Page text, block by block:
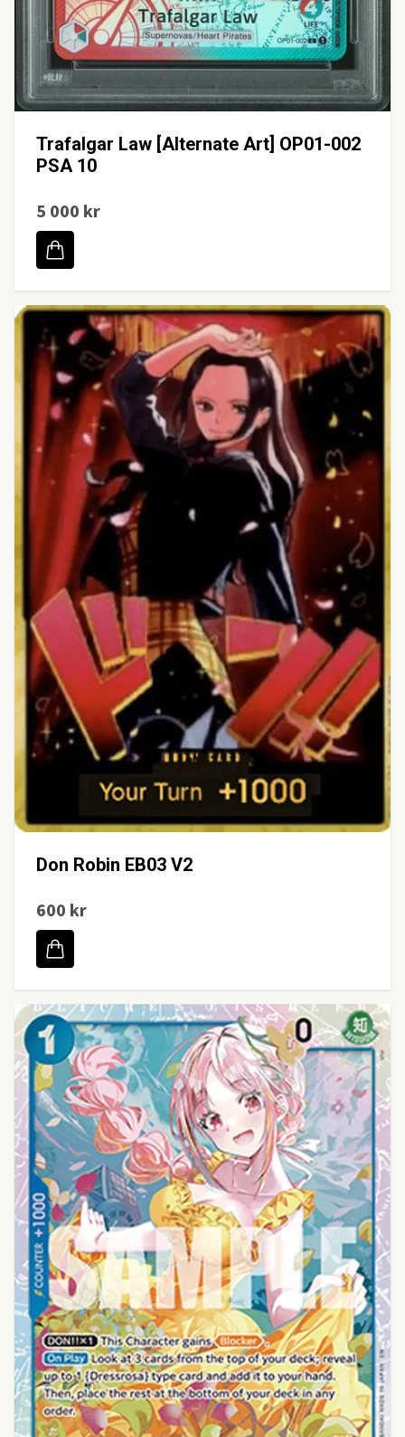
Trafalgar Law [Alternate Art] OP01-002
PSA 10
5 000 kr
Don Robin EB03 V2
600 kr